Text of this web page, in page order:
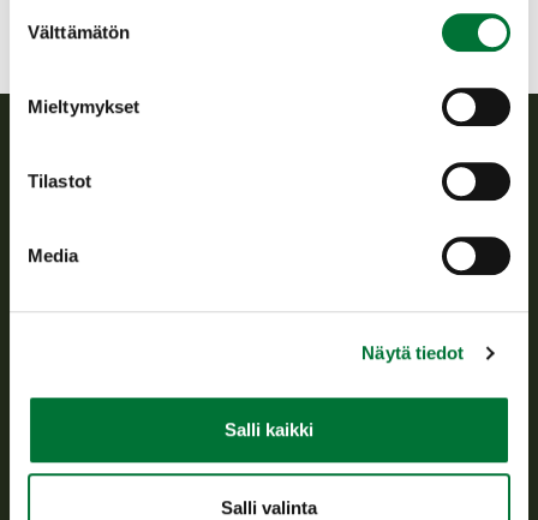
valinta
Välttämätön
Mieltymykset
Tilastot
Media
Näytä tiedot
Salli kaikki
Salli valinta
Suomen riistakeskus
Suomen riistakeskus edistää kestävää riistataloutta, tukee
riistanhoitoyhdistysten toimintaa ja huolehtii riistapolitiikan
hallintotehtävistä.